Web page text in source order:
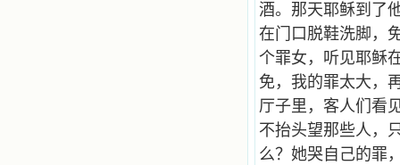
酒。那天耶稣到了
在门口脱鞋洗脚，
个罪女，听见耶稣
免，我的罪太大，
厅子里，客人们看
不抬头望那些人，
么？她哭自己的罪